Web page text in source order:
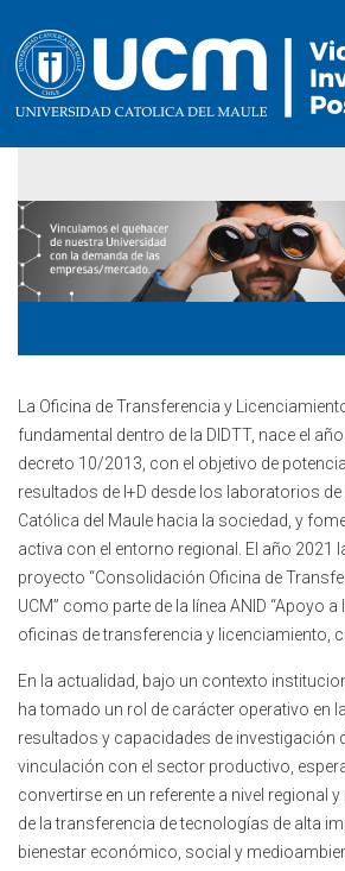
La Oficina de Transferencia y
fundamental dentro de la DIDTT, nace el
decreto 10/2013, con el objetivo de
resultados de I+D desde los laboratorios de
Católica del Maule hacia la sociedad, y
activa con el entorno regional. El año 2021
proyecto “Consolidación Oficina de
UCM” como parte de la línea ANID “Apoyo
oficinas de transferencia y licenciamiento,
En la actualidad, bajo un contexto
ha tomado un rol de carácter operativo en
resultados y capacidades de investigación
vinculación con el sector productivo,
convertirse en un referente a nivel regional
de la transferencia de tecnologías de alta
bienestar económico, social y